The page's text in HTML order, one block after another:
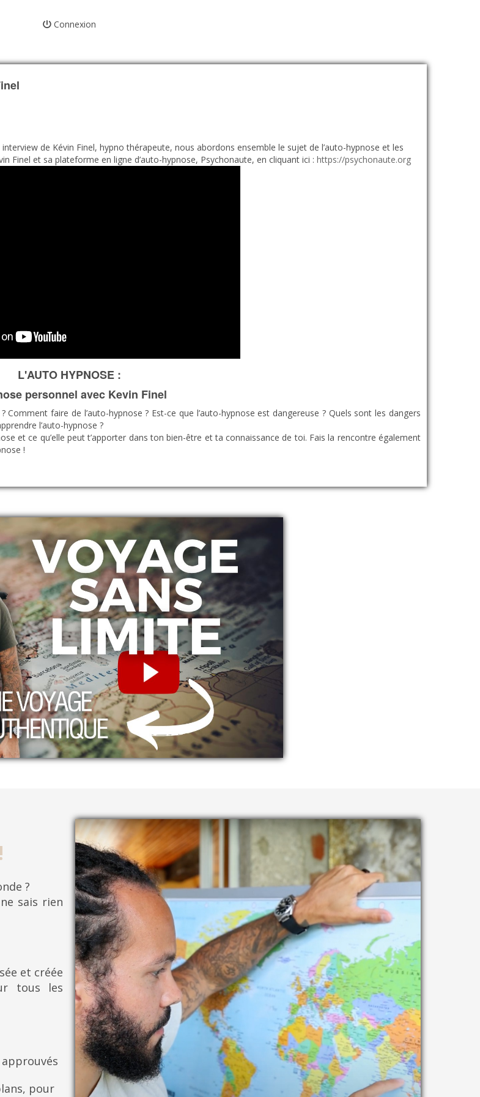
Connexion
de Kévin Finel, hypno thérapeute, nous abordons ensemble le sujet de l’auto-hypnose et les
Finel et sa plateforme en ligne d’auto-hypnose, Psychonaute, en cliquant ici : https://psychonaute.org
L'AUTO HYPNOSE :
personnel avec Kevin Finel
Comment faire de l’auto-hypnose ? Est-ce que l’auto-hypnose est dangereuse ? Quels sont les dangers
l’auto-hypnose ?
et ce qu’elle peut t’apporter dans ton bien-être et ta connaissance de toi. Fais la rencontre également
!
?
sais rien
et créée
tous les
pour